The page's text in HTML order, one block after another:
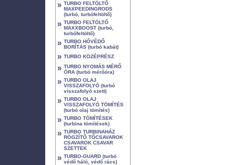
» TURBO FELTÖLTŐ
MAXPEEDINGRODS
(turbó, turbófeltöltő)
» TURBO FELTÖLTŐ
MAXXBOOST (turbó,
turbófeltöltő)
» TURBO HŐVÉDŐ
BORÍTÁS (turbó kabát)
» TURBO KÖZÉPRÉSZ
» TURBO NYOMÁS MÉRŐ
ÓRA (turbó mérőóra)
» TURBO OLAJ
VISSZAFOLYÓ (turbó
visszafolyó szett)
» TURBO OLAJ
VISSZAFOLYÓ TÖMÍTÉS
(turbó olaj tömítés)
» TURBO TÖMÍTÉSEK
(turbina tömítések)
» TURBO TURBINAHÁZ
RÖGZÍTŐ TŐCSAVAROK
CSAVAROK CSAVAR
SZETTEK
» TURBO-GUARD (turbó
védő háló, védő rács)